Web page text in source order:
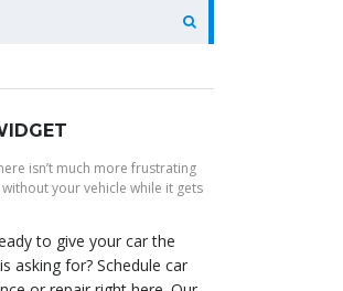
isn’t much more frustrating
your vehicle while it gets
to give your car the
asking for? Schedule car